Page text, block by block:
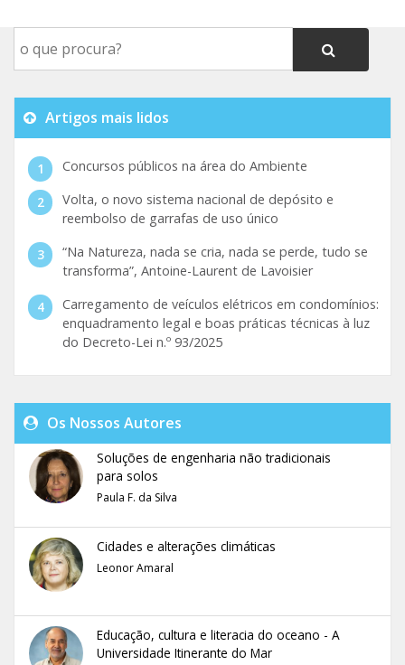
Artigos mais lidos
Concursos públicos na área do Ambiente
Volta, o novo sistema nacional de depósito e
reembolso de garrafas de uso único
“Na Natureza, nada se cria, nada se perde, tudo se
transforma”, Antoine-Laurent de Lavoisier
Carregamento de veículos elétricos em condomínios:
enquadramento legal e boas práticas técnicas à luz
do Decreto-Lei n.º 93/2025
Os Nossos Autores
Soluções de engenharia não tradicionais
para solos
Paula F. da Silva
Cidades e alterações climáticas
Leonor Amaral
Educação, cultura e literacia do oceano - A
Universidade Itinerante do Mar